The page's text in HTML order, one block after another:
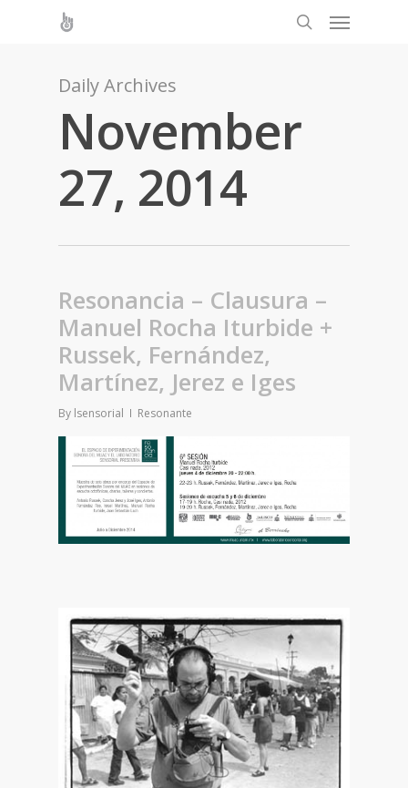
Daily Archives
November
27, 2014
Resonancia – Clausura –
Manuel Rocha Iturbide +
Russek, Fernández,
Martínez, Jerez e Iges
By lsensorial Resonante